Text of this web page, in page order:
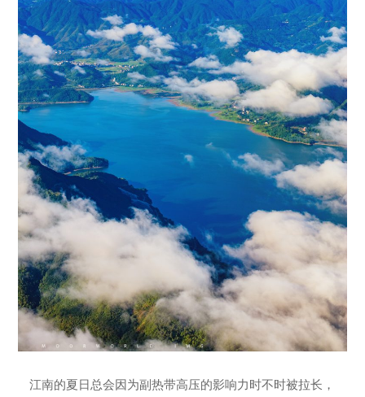
江南的夏日总会因为副热带高压的影响力时不时被拉长，